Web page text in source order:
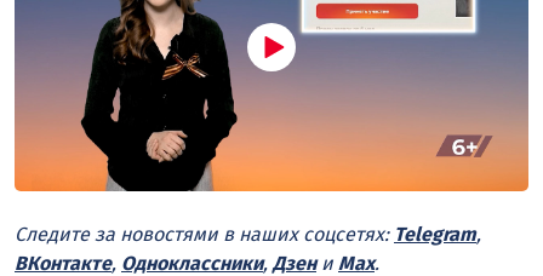
Следите за новостями в наших соцсетях: Telegram,
ВКонтакте, Одноклассники, Дзени Max.